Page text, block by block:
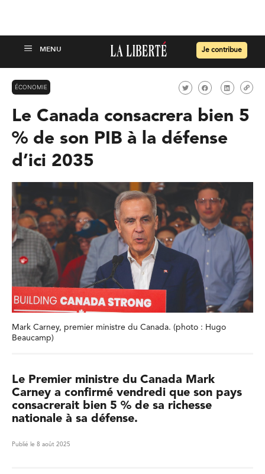
Je contribue
ÉCONOMIE
Le Canada consacrera bien 5
% de son PIB à la défense
d’ici 2035
Mark Carney, premier ministre du Canada. (photo : Hugo
Beaucamp)
Le Premier ministre du Canada Mark
Carney a confirmé vendredi que son pays
consacrerait bien 5 % de sa richesse
nationale à sa défense.
Publié le 8 août 2025